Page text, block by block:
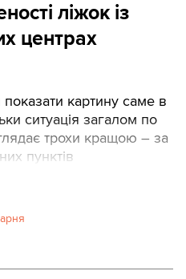
ліжок із
центрах
картину саме в
ситуація загалом по
трохи кращою – за
пунктів